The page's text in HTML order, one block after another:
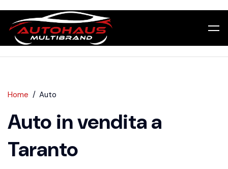
Home Auto
Auto in vendita a
Taranto